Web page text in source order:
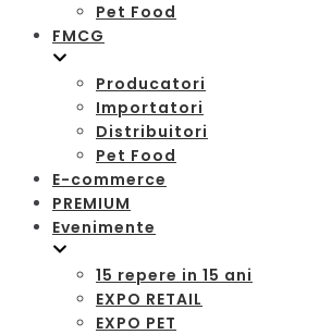
Pet Food
FMCG
Producatori
Importatori
Distribuitori
Pet Food
E-commerce
PREMIUM
Evenimente
15 repere in 15 ani
EXPO RETAIL
EXPO PET